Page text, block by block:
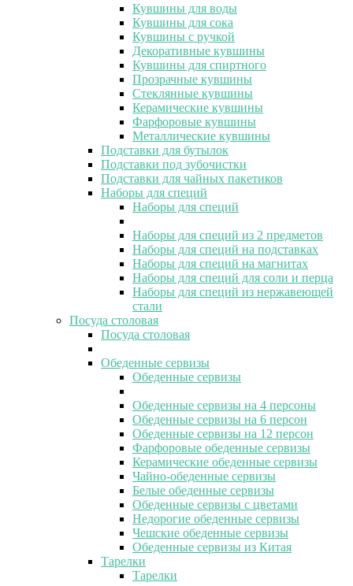
Кувшины для воды
Кувшины для сока
Кувшины с ручкой
Декоративные кувшины
Кувшины для спиртного
Прозрачные кувшины
Стеклянные кувшины
Керамические кувшины
Фарфоровые кувшины
Металлические кувшины
Подставки для бутылок
Подставки под зубочистки
Подставки для чайных пакетиков
Наборы для специй
Наборы для специй
Наборы для специй из 2 предметов
Наборы для специй на подставках
Наборы для специй на магнитах
Наборы для специй для соли и перца
Наборы для специй из нержавеющей
стали
Посуда столовая
Посуда столовая
Обеденные сервизы
Обеденные сервизы
Обеденные сервизы на 4 персоны
Обеденные сервизы на 6 персон
Обеденные сервизы на 12 персон
Фарфоровые обеденные сервизы
Керамические обеденные сервизы
Чайно-обеденные сервизы
Белые обеденные сервизы
Обеденные сервизы с цветами
Недорогие обеденные сервизы
Чешские обеденные сервизы
Обеденные сервизы из Китая
Тарелки
Тарелки